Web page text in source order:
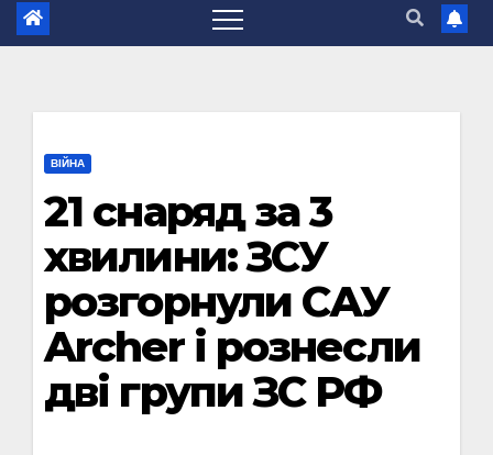
ВІЙНА
21 снаряд за 3
хвилини: ЗСУ
розгорнули САУ
Archer і рознесли
дві групи ЗС РФ